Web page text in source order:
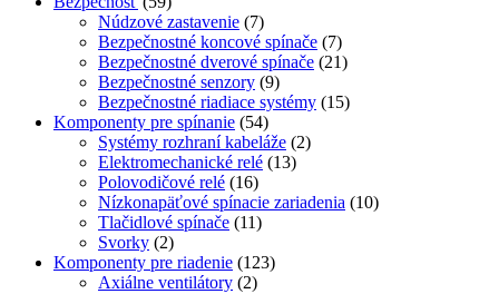
Núdzové zastavenie (7)
Bezpečnostné koncové spínače (7)
Bezpečnostné dverové spínače (21)
Bezpečnostné senzory (9)
Bezpečnostné riadiace systémy (15)
Komponenty pre spínanie (54)
Systémy rozhraní kabeláže (2)
Elektromechanické relé (13)
Polovodičové relé (16)
Nízkonapäťové spínacie zariadenia (10)
Tlačidlové spínače (11)
Svorky (2)
Komponenty pre riadenie (123)
Axiálne ventilátory (2)